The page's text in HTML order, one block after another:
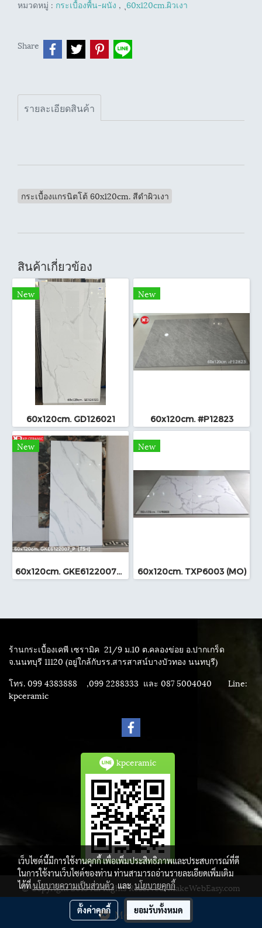
Message Us
หมวดหมู่ : กระเบื้องพื้น-ผนัง , ุ60x120cm.ผิวเงา
Share
รายละเอียดสินค้า
กระเบื้องแกรนิตโต้ 60x120cm. สีดำผิวเงา
สินค้าเกี่ยวข้อง
New
60x120cm. GD126021
New
60x120cm. #P12823
New
60x120cm. GKE6122007_P (TS-I)
New
60x120cm. TXP6003 (MO)
ร้านกระเบื้องเคพี เซรามิค 21/9 ม.10 ต.คลองข่อย อ.ปากเกร็ด
จ.นนทบุรี 11120 (อยู่ใกล้กับรร.สารสาสน์บางบัวทอง นนทบุรี)
โทร. 099 4383888 ,099 2288333 และ 087 5004040 Line:
kpceramic
kpceramic
© Copyright 2015 All Rights Reserved. MakeWebEasy.com
ผู้เข้าชมวันนี้ 1,406
เว็บไซต์นี้มีการใช้งานคุกกี้ เพื่อเพิ่มประสิทธิภาพและประสบการณ์ที่ดี
ในการใช้งานเว็บไซต์ของท่าน ท่านสามารถอ่านรายละเอียดเพิ่มเติม
ได้ที่นโยบายความเป็นส่วนตัวและนโยบายคุกกี้
ตั้งค่าคุกกี้ ยอมรับทั้งหมด